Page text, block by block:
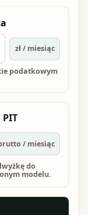
zł / miesiąc
podatkowym
/ miesiąc
do
modelu.